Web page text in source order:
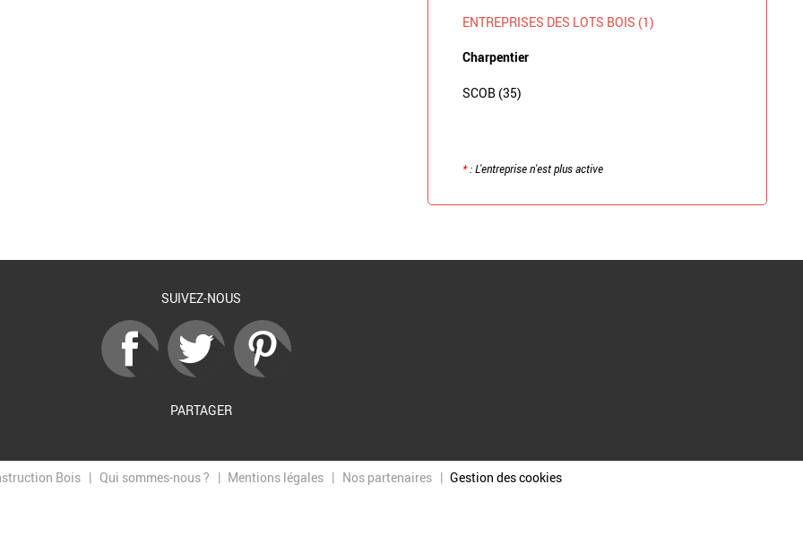
ENTREPRISES DES LOTS BOIS (1)
Charpentier
SCOB (35)
*: L'entreprise n'est plus active
SUIVEZ-NOUS
PARTAGER
Bois Qui sommes-nous ? Mentions légales Nos partenaires Gestion des cookies